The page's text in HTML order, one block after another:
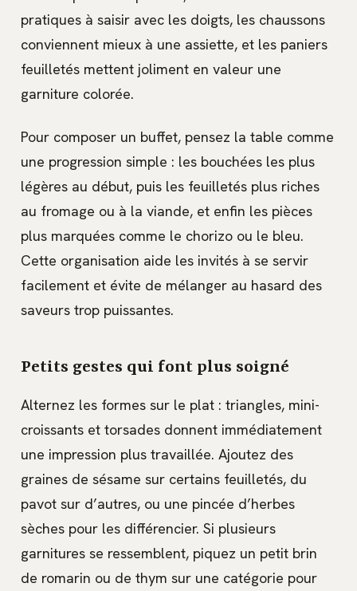
pratiques à saisir avec les doigts, les chaussons
conviennent mieux à une assiette, et les paniers
feuilletés mettent joliment en valeur une
garniture colorée.
Pour composer un buffet, pensez la table comme
une progression simple : les bouchées les plus
légères au début, puis les feuilletés plus riches
au fromage ou à la viande, et enfin les pièces
plus marquées comme le chorizo ou le bleu.
Cette organisation aide les invités à se servir
facilement et évite de mélanger au hasard des
saveurs trop puissantes.
Petits gestes qui font plus soigné
Alternez les formes sur le plat : triangles, mini-
croissants et torsades donnent immédiatement
une impression plus travaillée. Ajoutez des
graines de sésame sur certains feuilletés, du
pavot sur d’autres, ou une pincée d’herbes
sèches pour les différencier. Si plusieurs
garnitures se ressemblent, piquez un petit brin
de romarin ou de thym sur une catégorie pour